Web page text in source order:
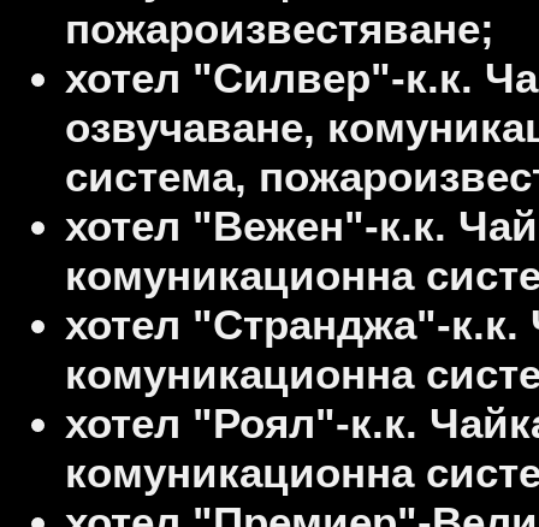
пожароизвестяване;
хотел "Силвер"-к.к.
озвучаване,
система,
хотел "Вежен"-к.к.
комуникационна
хотел "Странджа"-к.к.
комуникационна
хотел "Роял"-к.к.
комуникационна